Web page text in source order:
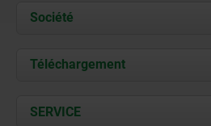
Société
À propos de nous
Contact
Téléchargement
Documents
SERVICE